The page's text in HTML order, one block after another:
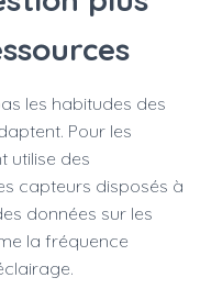
les habitudes des
Pour les
utilise des
capteurs disposés à
données sur les
la fréquence